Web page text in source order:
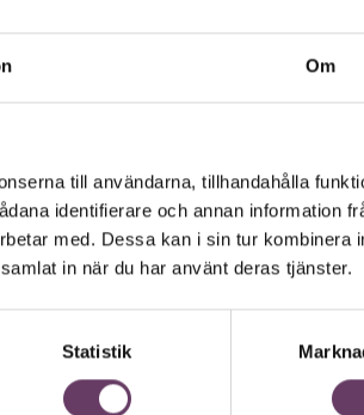
Om
till användarna, tillhandahålla
identifierare och annan information
med. Dessa kan i sin tur kombinera
in när du har använt deras tjänster.
Statistik
app
vd-språk – utan
nå fram till